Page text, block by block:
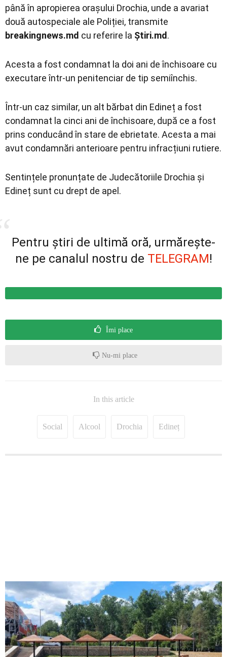
până în apropierea orașului Drochia, unde a avariat
două autospeciale ale Poliției, transmite
breakingnews.md cu referire la Știri.md.
Acesta a fost condamnat la doi ani de închisoare cu
executare într-un penitenciar de tip semiînchis.
Într-un caz similar, un alt bărbat din Edineț a fost
condamnat la cinci ani de închisoare, după ce a fost
prins conducând în stare de ebrietate. Acesta a mai
avut condamnări anterioare pentru infracțiuni rutiere.
Sentințele pronunțate de Judecătoriile Drochia și
Edineț sunt cu drept de apel.
Pentru știri de ultimă oră, urmărește-
ne pe canalul nostru de TELEGRAM!
Îmi place
Nu-mi place
In this article
Social Alcool Drochia Edineț